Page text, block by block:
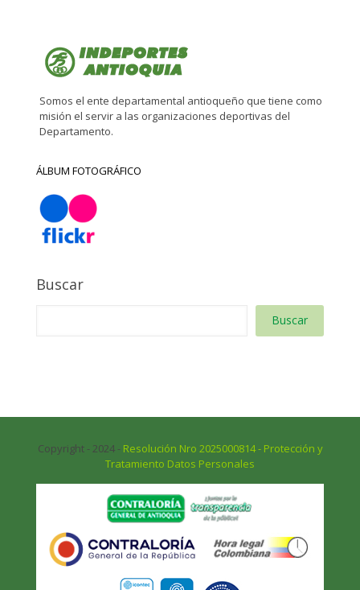
Somos el ente departamental antioqueño que tiene como
misión el servir a las organizaciones deportivas del
Departamento.
ÁLBUM FOTOGRÁFICO
Buscar
Buscar
Copyright - 2024 - Resolución Nro 2025000814 - Protección y
Tratamiento Datos Personales